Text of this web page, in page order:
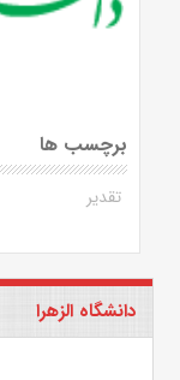
برچسب ها
تقدیر
دانشگاه الزهرا